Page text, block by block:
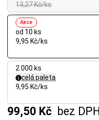
13,27 Kč/ks
od 10 ks
Akce
9,95 Kč/ks
2 000 ks
celá paleta
9,95 Kč/ks
99,50 Kč bez DPH